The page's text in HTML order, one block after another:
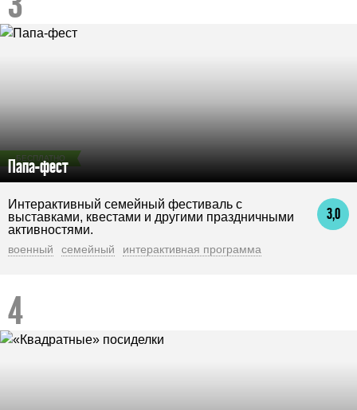
БЕСПЛАТНО
Папа-фест
3,0
Интерактивный семейный фестиваль с
выставками, квестами и другими праздничными
активностями.
военный семейный интерактивная программа